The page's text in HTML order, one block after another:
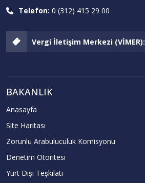
Telefon: 0 (312) 415 29 00
Vergi İletişim Merkezi (VİMER):
BAKANLIK
Anasayfa
Site Haritası
Zorunlu Arabuluculuk Komisyonu
Denetim Otoritesi
Yurt Dışı Teşkilatı